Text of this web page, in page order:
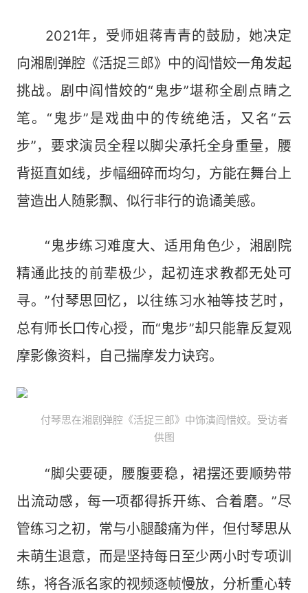
2021年，受师姐蒋青青的鼓励，她决定
向湘剧弹腔《活捉三郎》中的阎惜姣一角发起
挑战。剧中阎惜姣的“鬼步”堪称全剧点睛之
笔。“鬼步”是戏曲中的传统绝活，又名“云
步”，要求演员全程以脚尖承托全身重量，腰
背挺直如线，步幅细碎而均匀，方能在舞台上
营造出人随影飘、似行非行的诡谲美感。
“鬼步练习难度大、适用角色少，湘剧院
精通此技的前辈极少，起初连求教都无处可
寻。”付琴思回忆，以往练习水袖等技艺时，
总有师长口传心授，而“鬼步”却只能靠反复观
摩影像资料，自己揣摩发力诀窍。
付琴思在湘剧弹腔《活捉三郎》中饰演阎惜姣。受访者
供图
“脚尖要硬，腰腹要稳，裙摆还要顺势带
出流动感，每一项都得拆开练、合着磨。”尽
管练习之初，常与小腿酸痛为伴，但付琴思从
未萌生退意，而是坚持每日至少两小时专项训
练，将各派名家的视频逐帧慢放，分析重心转